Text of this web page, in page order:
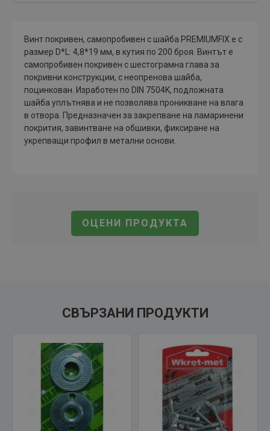
ОЦЕНИ ПРОДУКТА
Винт покривен, самопробивен с шайба PREMIUMFIX е с
размер D*L: 4,8*19 мм, в кутия по 200 броя. Винтът е
самопробивен покривен с шестограмна глава за
покривни конструкции, с неопренова шайба,
поцинкован. Изработен по DIN 7504K, подложната
шайба уплътнява и не позволява проникване на влага
в отвора. Предназначен за закрепване на ламаринени
покрития, завинтване на обшивки, фиксиране на
укрепващи профил в метални основи.
СВЪРЗАНИ ПРОДУКТИ